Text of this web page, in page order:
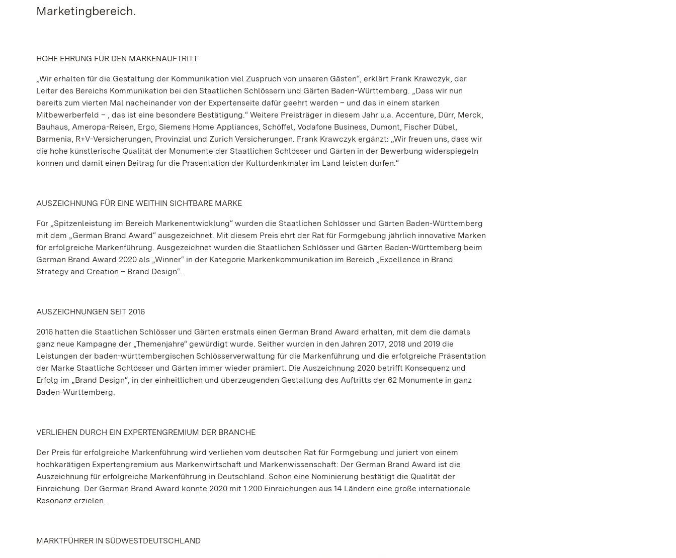
Marketingbereich.
HOHE EHRUNG FÜR DEN MARKENAUFTRITT
„Wir erhalten für die Gestaltung der Kommunikation viel Zuspruch von unseren Gästen“, erklärt Frank Krawczyk, der
Leiter des Bereichs Kommunikation bei den Staatlichen Schlössern und Gärten Baden-Württemberg. „Dass wir nun
bereits zum vierten Mal nacheinander von der Expertenseite dafür geehrt werden – und das in einem starken
Mitbewerberfeld – , das ist eine besondere Bestätigung.“ Weitere Preisträger in diesem Jahr u.a. Accenture, Dürr, Merck,
Bauhaus, Ameropa-Reisen, Ergo, Siemens Home Appliances, Schöffel, Vodafone Business, Dumont, Fischer Dübel,
Barmenia, R+V-Versicherungen, Provinzial und Zurich Versicherungen. Frank Krawczyk ergänzt: „Wir freuen uns, dass wir
die hohe künstlerische Qualität der Monumente der Staatlichen Schlösser und Gärten in der Bewerbung widerspiegeln
können und damit einen Beitrag für die Präsentation der Kulturdenkmäler im Land leisten dürfen.“
AUSZEICHNUNG FÜR EINE WEITHIN SICHTBARE MARKE
Für „Spitzenleistung im Bereich Markenentwicklung“ wurden die Staatlichen Schlösser und Gärten Baden-Württemberg
mit dem „German Brand Award“ ausgezeichnet. Mit diesem Preis ehrt der Rat für Formgebung jährlich innovative Marken
für erfolgreiche Markenführung. Ausgezeichnet wurden die Staatlichen Schlösser und Gärten Baden-Württemberg beim
German Brand Award 2020 als „Winner“ in der Kategorie Markenkommunikation im Bereich „Excellence in Brand
Strategy and Creation – Brand Design“.
AUSZEICHNUNGEN SEIT 2016
2016 hatten die Staatlichen Schlösser und Gärten erstmals einen German Brand Award erhalten, mit dem die damals
ganz neue Kampagne der „Themenjahre“ gewürdigt wurde. Seither wurden in den Jahren 2017, 2018 und 2019 die
Leistungen der baden-württembergischen Schlösserverwaltung für die Markenführung und die erfolgreiche Präsentation
der Marke Staatliche Schlösser und Gärten immer wieder prämiert. Die Auszeichnung 2020 betrifft Konsequenz und
Erfolg im „Brand Design“, in der einheitlichen und überzeugenden Gestaltung des Auftritts der 62 Monumente in ganz
Baden-Württemberg.
VERLIEHEN DURCH EIN EXPERTENGREMIUM DER BRANCHE
Der Preis für erfolgreiche Markenführung wird verliehen vom deutschen Rat für Formgebung und juriert von einem
hochkarätigen Expertengremium aus Markenwirtschaft und Markenwissenschaft: Der German Brand Award ist die
Auszeichnung für erfolgreiche Markenführung in Deutschland. Schon eine Nominierung bestätigt die Qualität der
Einreichung. Der German Brand Award konnte 2020 mit 1.200 Einreichungen aus 14 Ländern eine große internationale
Resonanz erzielen.
MARKTFÜHRER IN SÜDWESTDEUTSCHLAND